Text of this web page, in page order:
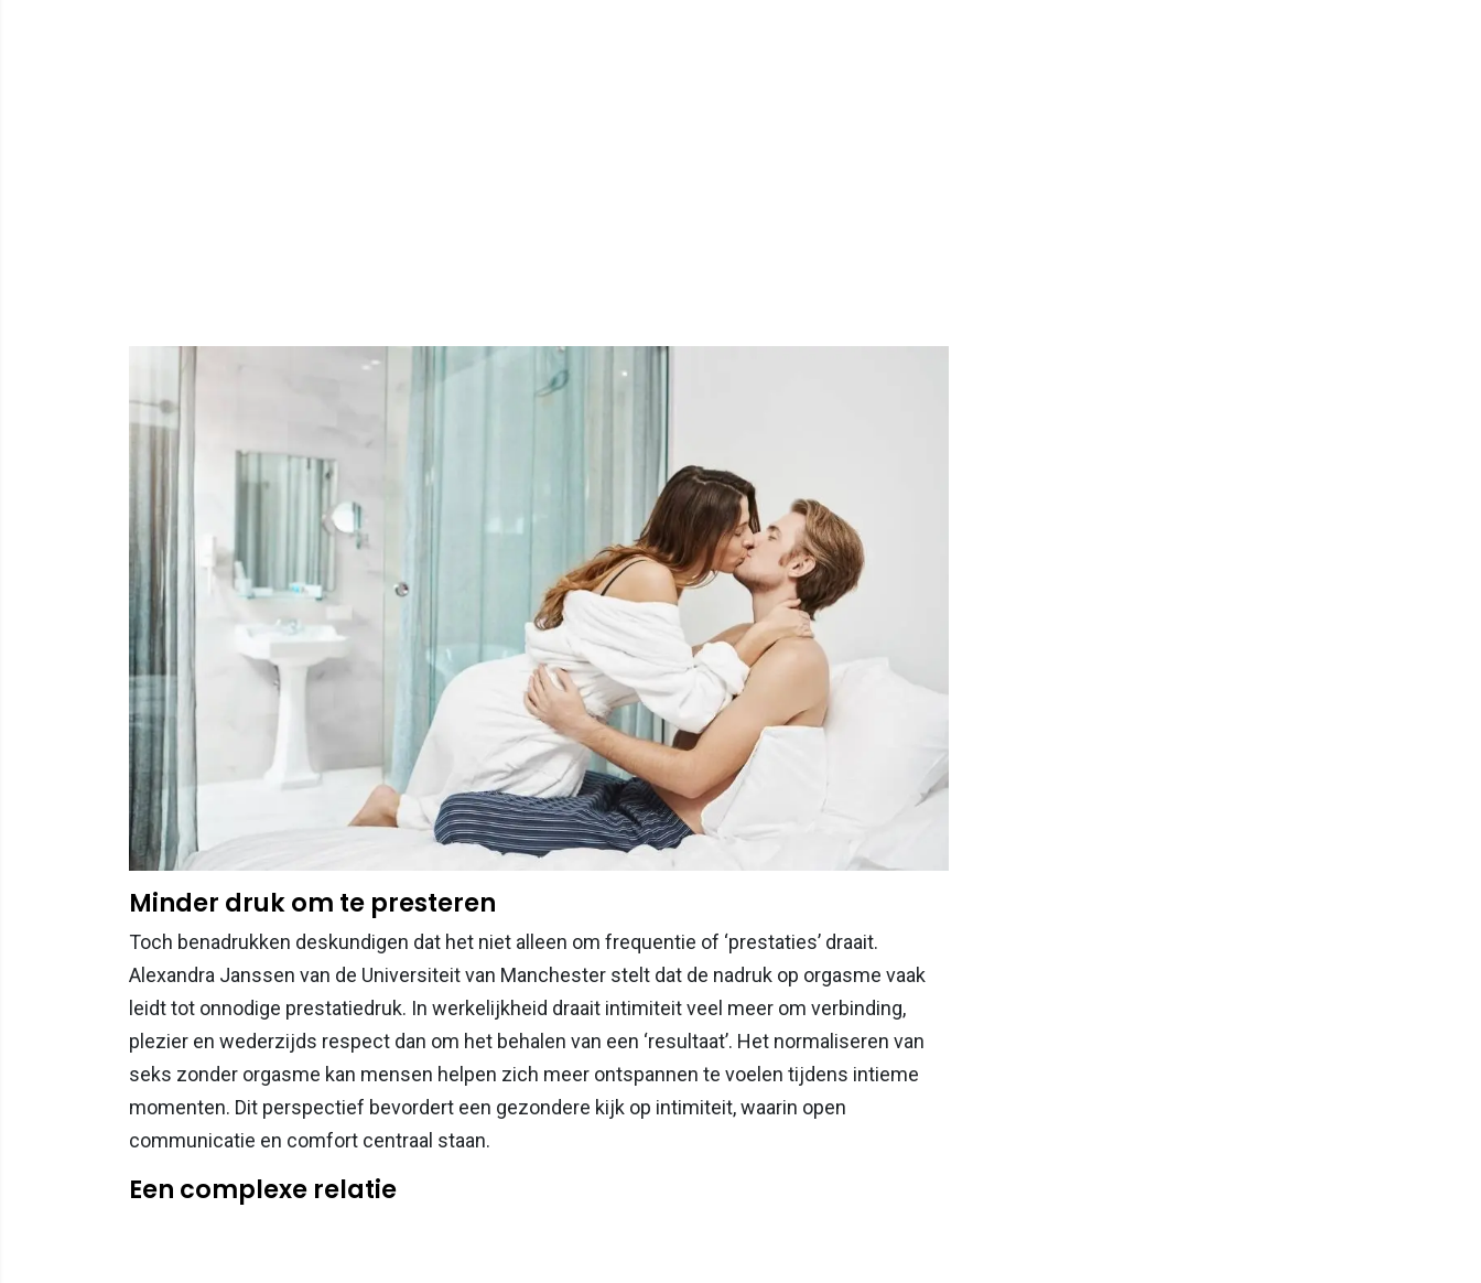
Minder druk om te presteren
Toch benadrukken deskundigen dat het niet alleen om frequentie of ‘prestaties’ draait.
Alexandra Janssen van de Universiteit van Manchester stelt dat de nadruk op orgasme vaak
leidt tot onnodige prestatiedruk. In werkelijkheid draait intimiteit veel meer om verbinding,
plezier en wederzijds respect dan om het behalen van een ‘resultaat’. Het normaliseren van
seks zonder orgasme kan mensen helpen zich meer ontspannen te voelen tijdens intieme
momenten. Dit perspectief bevordert een gezondere kijk op intimiteit, waarin open
communicatie en comfort centraal staan.
Een complexe relatie